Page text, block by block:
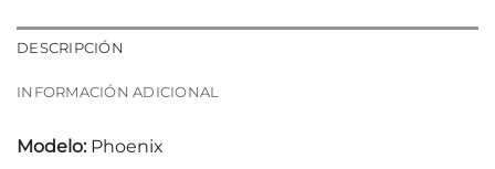
DESCRIPCIÓN
INFORMACIÓN ADICIONAL
Modelo:Phoenix